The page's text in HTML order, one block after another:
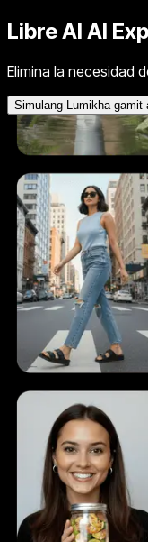
Libre AI AI
Elimina la necesidad
Simulang Lumikha gamit